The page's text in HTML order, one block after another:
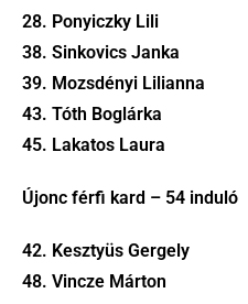
28. Ponyiczky Lili
38. Sinkovics Janka
39. Mozsdényi Lilianna
43. Tóth Boglárka
45. Lakatos Laura
Újonc férfi kard – 54 induló
42. Kesztyüs Gergely
48. Vincze Márton